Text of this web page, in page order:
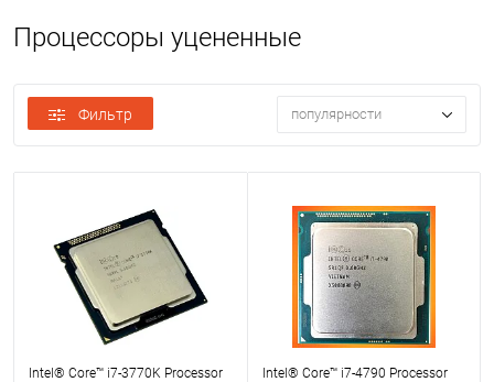
Процессоры уцененные
Фильтр популярности
Intel® Core™ i7-3770K Processor
Intel® Core™ i7-4790 Processor